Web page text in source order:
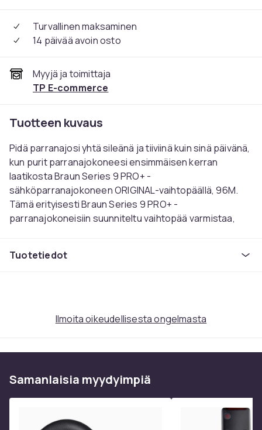
Turvallinen maksaminen
14 päivää avoin osto
Myyjä ja toimittaja
TP E-commerce
Tuotteen kuvaus
Pidä parranajosi yhtä sileänä ja tiiviinä kuin sinä päivänä,
kun purit parranajokoneesi ensimmäisen kerran
laatikosta Braun Series 9 PRO+ -
sähköparranajokoneen ORIGINAL-vaihtopäällä, 96M.
Tämä erityisesti Braun Series 9 PRO+ -
parranajokoneisiin suunniteltu vaihtopää varmistaa,
leikkaa vaikuttavan 6 miljoonaa karvaa 18 kuukauden
mukavaan parranajoon, minkä vuoksi Braun suosittelee
yhtä tehokas kuin ensimmäinenkin.
Braun Series 9 PRO+ -vaihtopää on suunniteltu tarkasti,
jotta se sopii saumattomasti nykyiseen
parranajokoneeseesi. Tämä ORIGINAL-vaihtopää on
Tuotetiedot
Ilmoita oikeudellisesta ongelmasta
Samanlaisia ​​myydyimpiä